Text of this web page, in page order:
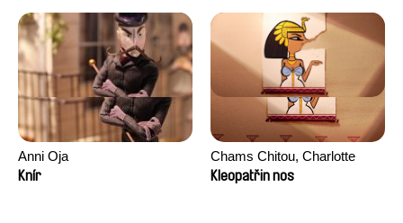
Anni Oja
Knír
Chams Chitou, Charlotte
Lebreton, Lucie Loiseau,
Kleopatřin nos